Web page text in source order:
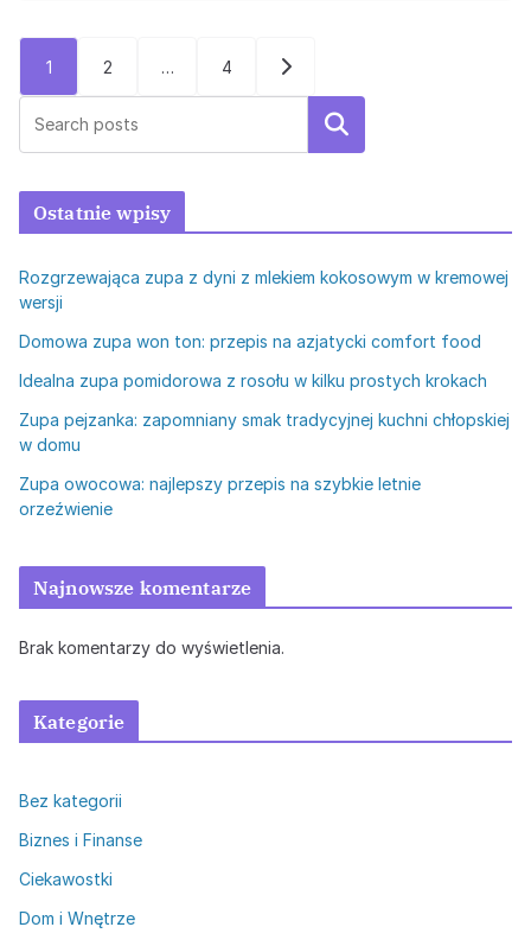
Stronicowanie
wpisów
1 2 … 4
Szukaj
Ostatnie wpisy
Rozgrzewająca zupa z dyni z mlekiem kokosowym w kremowej
wersji
Domowa zupa won ton: przepis na azjatycki comfort food
Idealna zupa pomidorowa z rosołu w kilku prostych krokach
Zupa pejzanka: zapomniany smak tradycyjnej kuchni chłopskiej
w domu
Zupa owocowa: najlepszy przepis na szybkie letnie
orzeźwienie
Najnowsze komentarze
Brak komentarzy do wyświetlenia.
Kategorie
Bez kategorii
Biznes i Finanse
Ciekawostki
Dom i Wnętrze